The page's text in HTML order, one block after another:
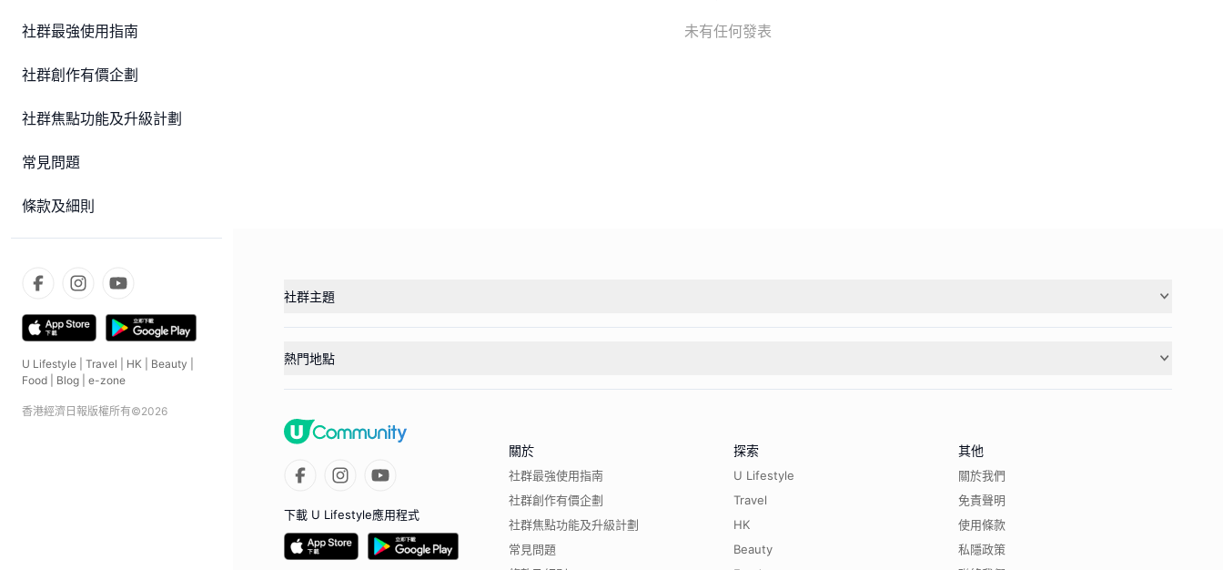
社群最強使用指南
社群創作有價企劃
社群焦點功能及升級計劃
常見問題
條款及細則
U Lifestyle Travel HK Beauty
Food
Blog e-zone
香港經濟日報版權所有©2026
未有任何發表
社群主題
熱門地點
下載 U Lifestyle應用程式
關於
社群最強使用指南
社群創作有價企劃
社群焦點功能及升級計劃
常見問題
探索
U Lifestyle
Travel
HK
Beauty
其他
關於我們
免責聲明
使用條款
私隱政策